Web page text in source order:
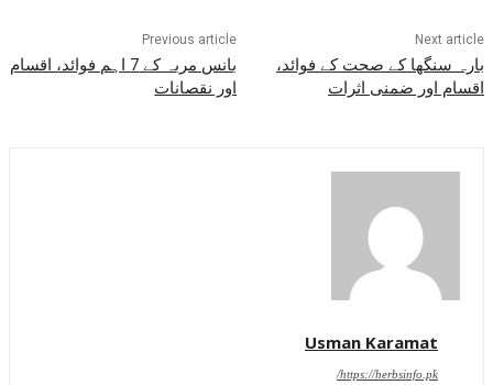
Previous article
بانس مربہ کے 7 اہم فوائد، اقسام
اور نقصانات
Next article
بارہ سنگھا کے صحت کے فوائد،
اقسام اور ضمنی اثرات
Usman Karamat
https://herbsinfo.pk/